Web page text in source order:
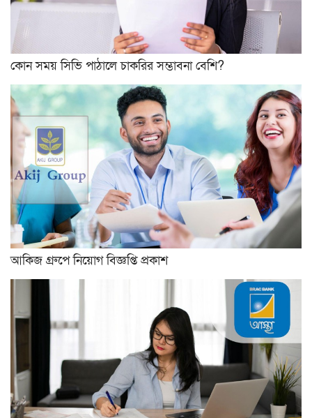
কোন সময় সিভি পাঠালে চাকরির সম্ভাবনা বেশি?
আকিজ গ্রুপে নিয়োগ বিজ্ঞপ্তি প্রকাশ